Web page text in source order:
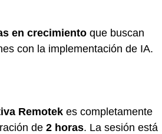
en crecimiento que buscan
con la implementación de IA.
Remotek es completamente
de 2 horas. La sesión está